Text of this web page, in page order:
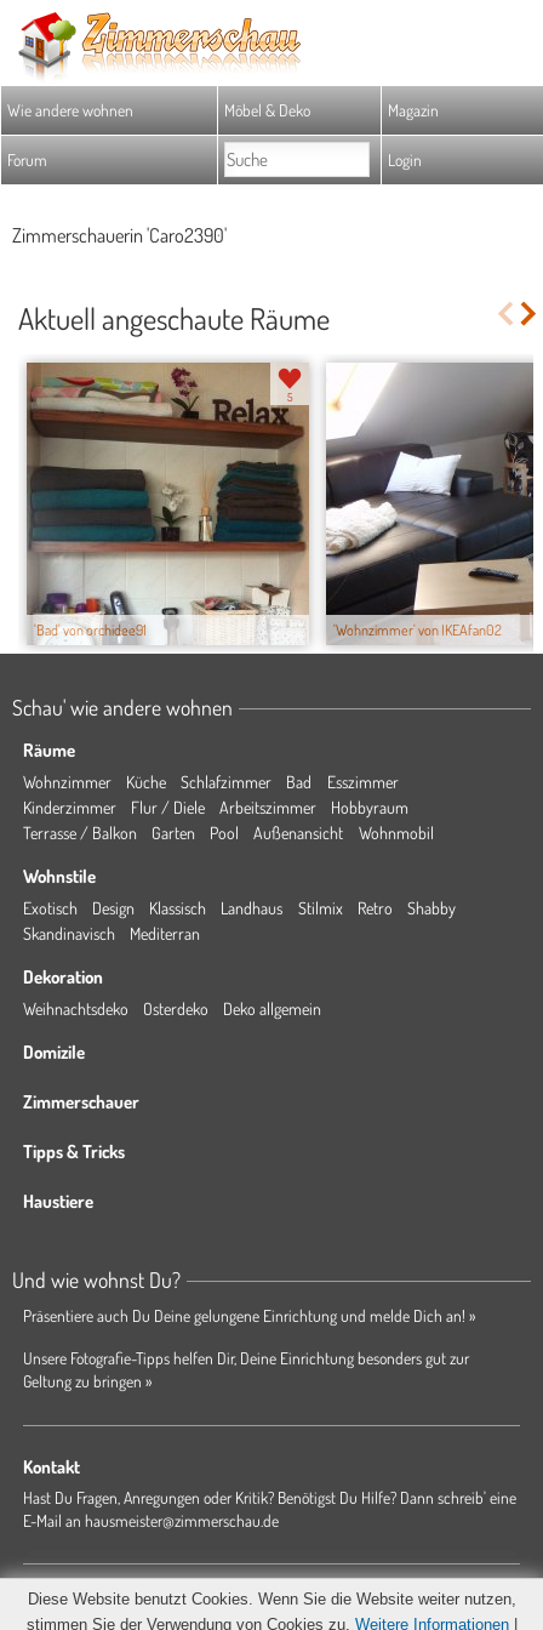
Wie andere wohnen Möbel & Deko Magazin
Forum Login
Zimmerschauerin 'Caro2390'
Aktuell angeschaute Räume
'Bad' von orchidee91
5
'Wohnzimmer' von IKEAfan02
Schau' wie andere wohnen
Räume
Wohnzimmer Küche Schlafzimmer Bad
Esszimmer
Kinderzimmer
Flur / Diele Arbeitszimmer
Hobbyraum
Terrasse / Balkon
Garten Pool Außenansicht Wohnmobil
Wohnstile
Exotisch Design Klassisch Landhaus Stilmix Retro
Shabby
Skandinavisch
Mediterran
Dekoration
Weihnachtsdeko Osterdeko Deko allgemein
Domizile
Zimmerschauer
Tipps & Tricks
Haustiere
Und wie wohnst Du?
Präsentiere auch Du Deine gelungene Einrichtung und melde Dich an! »
Unsere Fotografie-Tipps helfen Dir, Deine Einrichtung besonders gut zur
Geltung zu bringen »
Kontakt
Hast Du Fragen, Anregungen oder Kritik? Benötigst Du Hilfe? Dann schreib' eine
E-Mail an hausmeister@zimmerschau.de
Forum Magazin AGB Presse Datenschutz
Impressum
Hausordnung
Diese Website benutzt Cookies. Wenn Sie die Website weiter nutzen,
stimmen Sie der Verwendung von Cookies zu. Weitere Informationen